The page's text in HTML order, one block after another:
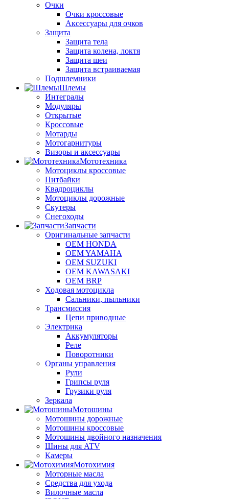
Очки
Очки кроссовые
Аксессуары для очков
Защита
Защита тела
Защита колена, локтя
Защита шеи
Защита встраиваемая
Подшлемники
Шлемы
Интегралы
Модуляры
Открытые
Кроссовые
Мотарды
Мотогарнитуры
Визоры и аксессуары
Мототехника
Мотоциклы кроссовые
Питбайки
Квадроциклы
Мотоциклы дорожные
Скутеры
Снегоходы
Запчасти
Оригинальные запчасти
OEM HONDA
OEM YAMAHA
OEM SUZUKI
OEM KAWASAKI
OEM BRP
Ходовая мотоцикла
Сальники, пыльники
Трансмиссия
Цепи приводные
Электрика
Аккумуляторы
Реле
Поворотники
Органы управления
Рули
Грипсы руля
Грузики руля
Зеркала
Мотошины
Мотошины дорожные
Мотошины кроссовые
Мотошины двойного назначения
Шины для ATV
Камеры
Мотохимия
Моторные масла
Средства для ухода
Вилочные масла